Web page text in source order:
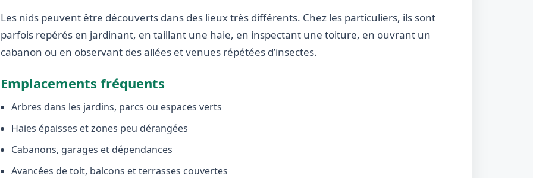
Les nids peuvent être découverts dans des lieux très différents. Chez les particuliers, ils sont
parfois repérés en jardinant, en taillant une haie, en inspectant une toiture, en ouvrant un
cabanon ou en observant des allées et venues répétées d’insectes.
Emplacements fréquents
Arbres dans les jardins, parcs ou espaces verts
Haies épaisses et zones peu dérangées
Cabanons, garages et dépendances
Avancées de toit, balcons et terrasses couvertes